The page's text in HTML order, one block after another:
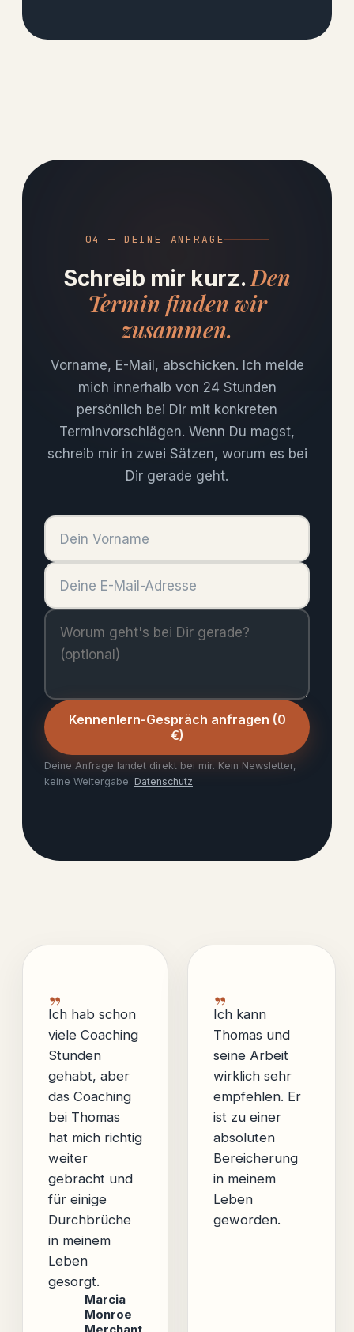
04 — DEINE ANFRAGE
Schreib mir kurz.Den
Termin finden wir
zusammen.
Vorname, E-Mail, abschicken. Ich melde
mich innerhalb von 24 Stunden
persönlich bei Dir mit konkreten
Terminvorschlägen. Wenn Du magst,
schreib mir in zwei Sätzen, worum es bei
Dir gerade geht.
Kennenlern-Gespräch anfragen (0
€)
Deine Anfrage landet direkt bei mir. Kein Newsletter,
keine Weitergabe. Datenschutz
Ich hab schon
viele Coaching
Stunden
gehabt, aber
das Coaching
bei Thomas
hat mich richtig
weiter
gebracht und
für einige
Durchbrüche
in meinem
Leben
gesorgt.
Marcia
Monroe
Ich kann
Thomas und
seine Arbeit
wirklich sehr
empfehlen. Er
ist zu einer
absoluten
Bereicherung
in meinem
Leben
geworden.